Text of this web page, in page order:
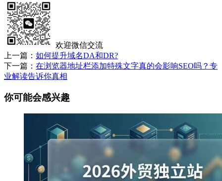
欢迎微信交流
上一篇： 如何提升域名DA和DR?
下一篇： 在浏览器地址栏添加特殊文字真的会影响SEO吗？专
业解读告诉你真相
你可能会感兴趣